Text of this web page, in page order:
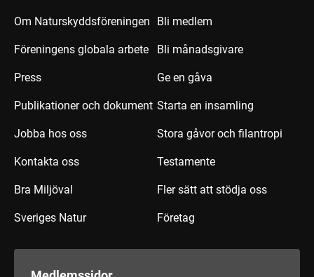
Om Naturskyddsföreningen
Föreningens globala arbete
Press
Publikationer och dokument
Jobba hos oss
Kontakta oss
Bra Miljöval
Sveriges Natur
Bli medlem
Bli månadsgivare
Ge en gåva
Starta en insamling
Stora gåvor och filantropi
Testamente
Fler sätt att stödja oss
Företag